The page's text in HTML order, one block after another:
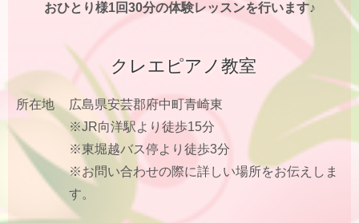
おひとり様1回30分の体験レッスンを行います♪
クレエピアノ教室
所在地
広島県安芸郡府中町青崎東
※JR向洋駅より徒歩15分
※東堀越バス停より徒歩3分
※お問い合わせの際に詳しい場所をお伝えしま
す。